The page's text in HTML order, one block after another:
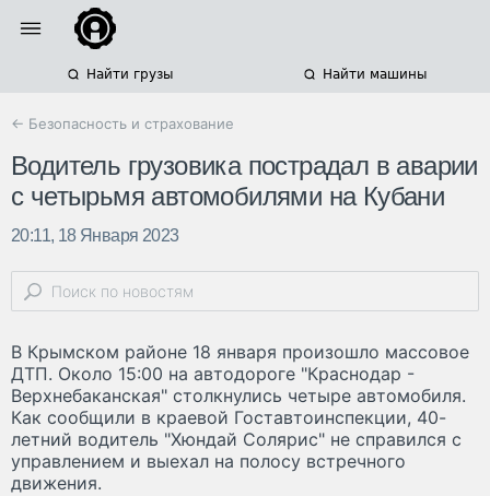
Найти грузы Найти машины
← Безопасность и страхование
Водитель грузовика пострадал в аварии
с четырьмя автомобилями на Кубани
20:11, 18 Января 2023
В Крымском районе 18 января произошло массовое
ДТП. Около 15:00 на автодороге "Краснодар -
Верхнебаканская" столкнулись четыре автомобиля.
Как сообщили в краевой Гоставтоинспекции, 40-
летний водитель "Хюндай Солярис" не справился с
управлением и выехал на полосу встречного
движения.